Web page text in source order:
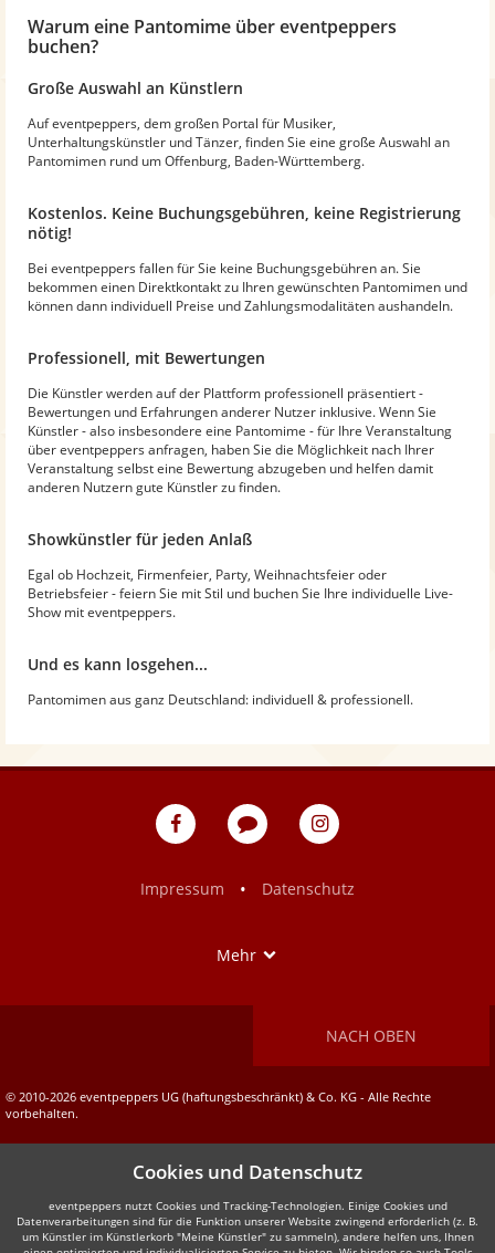
Warum eine Pantomime über eventpeppers
buchen?
Große Auswahl an Künstlern
Auf eventpeppers, dem großen Portal für Musiker,
Unterhaltungskünstler und Tänzer, finden Sie eine große Auswahl an
Pantomimen rund um Offenburg, Baden-Württemberg.
Kostenlos. Keine Buchungsgebühren, keine Registrierung
nötig!
Bei eventpeppers fallen für Sie keine Buchungsgebühren an. Sie
bekommen einen Direktkontakt zu Ihren gewünschten Pantomimen und
können dann individuell Preise und Zahlungsmodalitäten aushandeln.
Professionell, mit Bewertungen
Die Künstler werden auf der Plattform professionell präsentiert -
Bewertungen und Erfahrungen anderer Nutzer inklusive. Wenn Sie
Künstler - also insbesondere eine Pantomime - für Ihre Veranstaltung
über eventpeppers anfragen, haben Sie die Möglichkeit nach Ihrer
Veranstaltung selbst eine Bewertung abzugeben und helfen damit
anderen Nutzern gute Künstler zu finden.
Showkünstler für jeden Anlaß
Egal ob Hochzeit, Firmenfeier, Party, Weihnachtsfeier oder
Betriebsfeier - feiern Sie mit Stil und buchen Sie Ihre individuelle Live-
Show mit eventpeppers.
Und es kann losgehen...
Pantomimen aus ganz Deutschland: individuell & professionell.
eventpeppers
Blog
eventpeppers
Impressum
• Datenschutz
Mehr
NACH OBEN
© 2010-2026 eventpeppers UG (haftungsbeschränkt) & Co. KG - Alle Rechte
vorbehalten.
Cookies und Datenschutz
eventpeppers nutzt Cookies und Tracking-Technologien. Einige Cookies und
Datenverarbeitungen sind für die Funktion unserer Website zwingend erforderlich (z. B.
um Künstler im Künstlerkorb "Meine Künstler" zu sammeln), andere helfen uns, Ihnen